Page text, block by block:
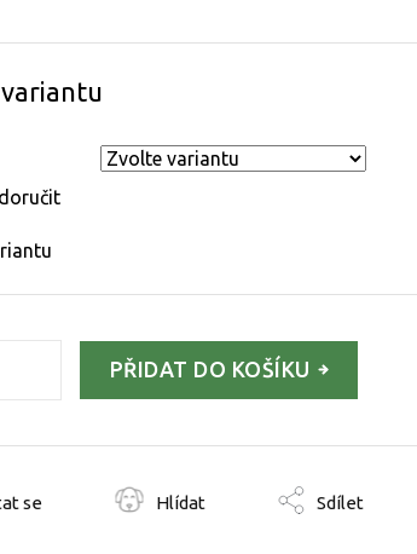
PŘIDAT DO KOŠÍKU
se Hlídat Sdílet